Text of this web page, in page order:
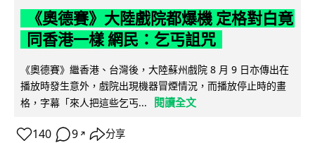
《奧德賽》大陸戲院都爆機 定格對白竟
同香港一樣 網民：乞丐詛咒
《奧德賽》繼香港、台灣後，大陸蘇州戲院 8 月 9 日亦傳出在
播放時發生意外，戲院出現機器冒煙情況，而播放停止時的畫
格，字幕「來人把這些乞丐...
閱讀全文
140 9 ↗ 分享